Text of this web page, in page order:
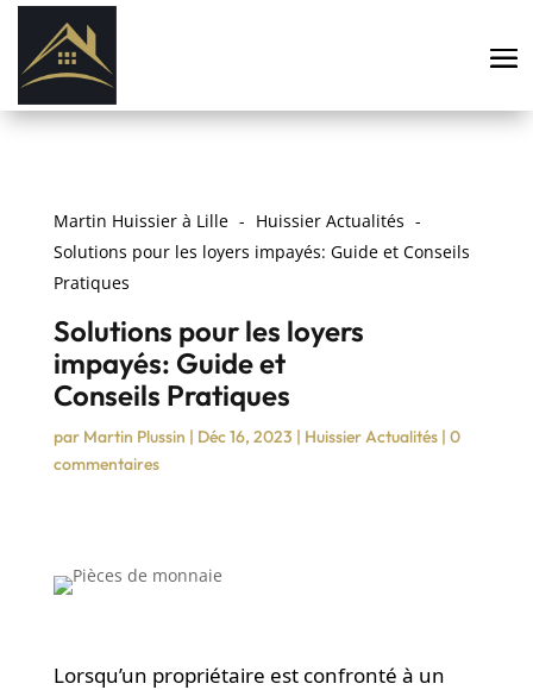
Martin Huissier à Lille
Huissier Actualités
Solutions pour les loyers impayés: Guide et Conseils
Pratiques
Solutions pour les loyers
impayés: Guide et
Conseils Pratiques
par Martin Plussin | Déc 16, 2023 | Huissier Actualités| 0
commentaires
Lorsqu’un propriétaire est confronté à un